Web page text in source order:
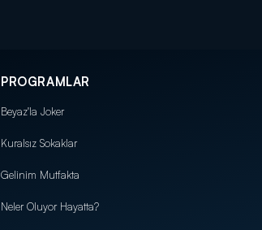
PROGRAMLAR
Beyaz'la Joker
Kuralsız Sokaklar
Gelinim Mutfakta
Neler Oluyor Hayatta?